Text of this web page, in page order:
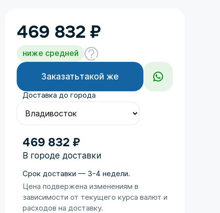
469 832 ₽
ниже средней
Год
Поколение
Оценка аукциона
Заказатьтакой же
Доставка до города
469 832 ₽
В городе доставки
Срок доставки — 3-4 недели.
Цена подвержена изменениям в
зависимости от текущего курса валют и
расходов на доставку.